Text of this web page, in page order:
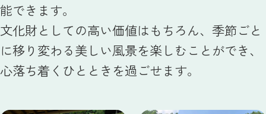
能できます。
文化財としての高い価値はもちろん、季節ごと
に移り変わる美しい風景を楽しむことができ、
心落ち着くひとときを過ごせます。